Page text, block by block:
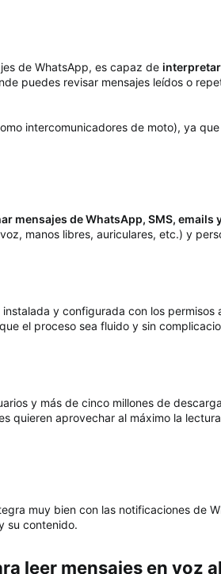
de WhatsApp, es capaz de
puedes revisar mensajes leídos o
intercomunicadores de moto), ya
mensajes de WhatsApp, SMS, emails
manos libres, auriculares, etc.) y
instalada y configurada con los
el proceso sea fluido y sin
y más de cinco millones de
aprovechar al máximo la
muy bien con las notificaciones de
su contenido.
leer mensajes en voz